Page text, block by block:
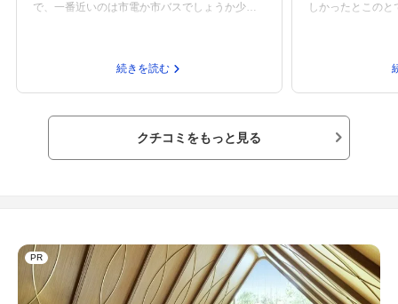
で、一番近いのは市電か市バスでしょうか少し
淡々と説明をしてくださいますが、当日の説明
なのでいっぱいいっぱいで覚えられるか心配で
の途中で神様に奉納するときの葉の方向などを
覚えるのが大変でした台風の季節は避けたほう
続きを読む
しかったとこの
を使うならばそ
でいることも有り
が、どの宮司さ
連れさんの参列者
が、ずいぶん手入
普段初詣の人の多
その時期のトイレ
ですが…。挙式は
クチコミをもっと見る
PR